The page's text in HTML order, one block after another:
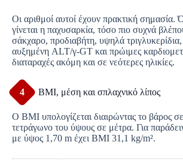
Οι αριθμοί αυτοί έχουν πρακτική σημασία.
γίνεται η παχυσαρκία, τόσο πιο συχνά
σάκχαρο, προδιαβήτη, υψηλά
αυξημένη ALT/γ-GT και πρώιμες
διαταραχές ακόμη και σε νεότερες ηλικίες.
4 BMI, μέση και σπλαχνικό λίπος
Ο BMI υπολογίζεται διαιρώντας το βάρος
τετράγωνο του ύψους σε μέτρα. Για
με ύψος 1,70 m έχει BMI 31,1 kg/m².